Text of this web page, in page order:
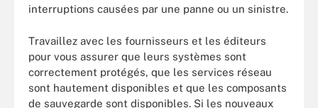
interruptions causées par une panne ou un sinistre.
Travaillez avec les fournisseurs et les éditeurs
pour vous assurer que leurs systèmes sont
correctement protégés, que les services réseau
sont hautement disponibles et que les composants
de sauvegarde sont disponibles. Si les nouveaux